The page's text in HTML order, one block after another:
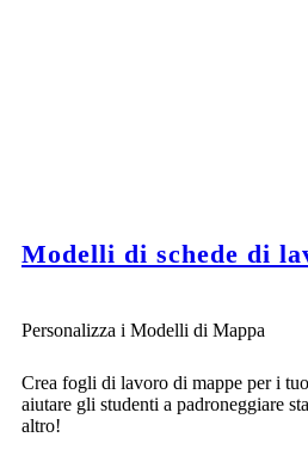
Modelli di schede di
Personalizza i Modelli di Mappa
Crea fogli di lavoro di mappe per i
aiutare gli studenti a padroneggiare
altro!